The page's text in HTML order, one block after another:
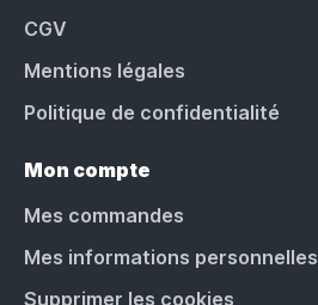
CGV
Mentions légales
Politique de confidentialité
Mon compte
Mes commandes
Mes informations personnelles
Supprimer les cookies